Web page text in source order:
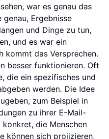
war es genau das
Ergebnisse
und Dinge zu tun,
und es war ein
kommt das Versprechen.
besser funktionieren. Oft
die ein spezifisches und
werden. Die Idee
zum Beispiel in
zu ihrer E-Mail-
die Menschen
können sich projizieren,